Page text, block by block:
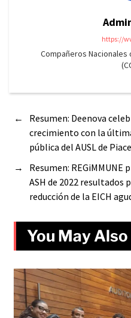
https://
Compañeros Nacionales
←
Resumen: Deenova
crecimiento con la
pública del AUSL de
→
Resumen:
ASH de 2022 resultados
reducción de la EICH
You May